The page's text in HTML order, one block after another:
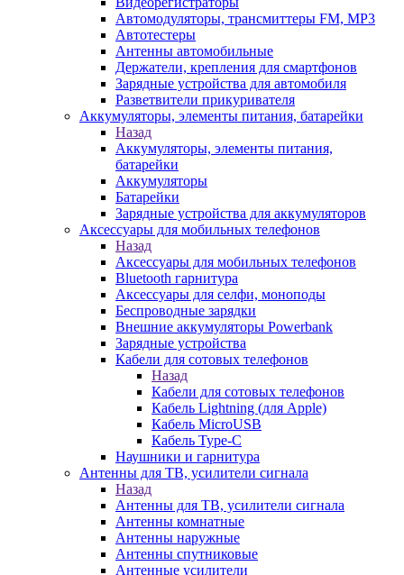
Автомодуляторы, трансмиттеры FM, MP3
Автотестеры
Антенны автомобильные
Держатели, крепления для смартфонов
Зарядные устройства для автомобиля
Разветвители прикуривателя
Аккумуляторы, элементы питания, батарейки
Назад
Аккумуляторы, элементы питания,
батарейки
Аккумуляторы
Батарейки
Зарядные устройства для аккумуляторов
Аксессуары для мобильных телефонов
Назад
Аксессуары для мобильных телефонов
Bluetooth гарнитура
Аксессуары для селфи, моноподы
Беспроводные зарядки
Внешние аккумуляторы Powerbank
Зарядные устройства
Кабели для сотовых телефонов
Назад
Кабели для сотовых телефонов
Кабель Lightning (для Apple)
Кабель MicroUSB
Кабель Type-C
Наушники и гарнитура
Антенны для ТВ, усилители сигнала
Назад
Антенны для ТВ, усилители сигнала
Антенны комнатные
Антенны наружные
Антенны спутниковые
Антенные усилители